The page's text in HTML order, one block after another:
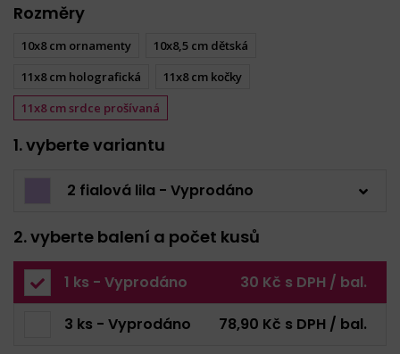
Rozměry
10x8 cm ornamenty
10x8,5 cm dětská
11x8 cm holografická
11x8 cm kočky
11x8 cm srdce prošívaná
1. vyberte variantu
2 fialová lila - Vyprodáno
2. vyberte balení a počet kusů
1 ks - Vyprodáno 30 Kč s DPH / bal.
3 ks - Vyprodáno 78,90 Kč s DPH / bal.